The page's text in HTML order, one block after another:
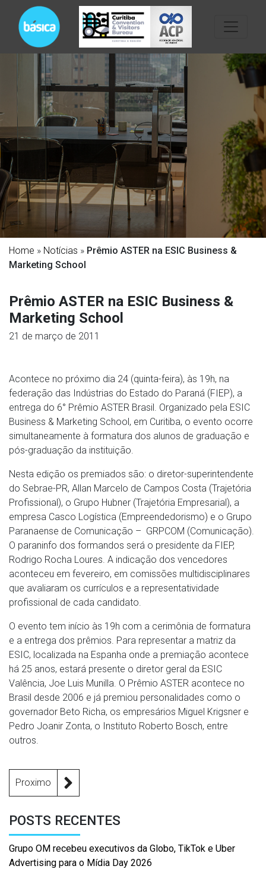
Home » Notícias » Prêmio ASTER na ESIC Business &
Marketing School
Prêmio ASTER na ESIC Business &
Marketing School
21 de março de 2011
Acontece no próximo dia 24 (quinta-feira), às 19h, na
federação das Indústrias do Estado do Paraná (FIEP), a
entrega do 6° Prêmio ASTER Brasil. Organizado pela ESIC
Business & Marketing School, em Curitiba, o evento ocorre
simultaneamente à formatura dos alunos de graduação e
pós-graduação da instituição.
Nesta edição os premiados são: o diretor-superintendente
do Sebrae-PR, Allan Marcelo de Campos Costa (Trajetória
Profissional), o Grupo Hubner (Trajetória Empresarial), a
empresa Casco Logística (Empreendedorismo) e o Grupo
Paranaense de Comunicação – GRPCOM (Comunicação).
O paraninfo dos formandos será o presidente da FIEP,
Rodrigo Rocha Loures. A indicação dos vencedores
aconteceu em fevereiro, em comissões multidisciplinares
que avaliaram os currículos e a representatividade
profissional de cada candidato.
O evento tem início às 19h com a cerimônia de formatura
e a entrega dos prêmios. Para representar a matriz da
ESIC, localizada na Espanha onde a premiação acontece
há 25 anos, estará presente o diretor geral da ESIC
Valência, Joe Luis Munilla. O Prêmio ASTER acontece no
Brasil desde 2006 e já premiou personalidades como o
governador Beto Richa, os empresários Miguel Krigsner e
Pedro Joanir Zonta, o Instituto Roberto Bosch, entre
outros.
Proximo
POSTS RECENTES
Grupo OM recebeu executivos da Globo, TikTok e Uber
Advertising para o Mídia Day 2026